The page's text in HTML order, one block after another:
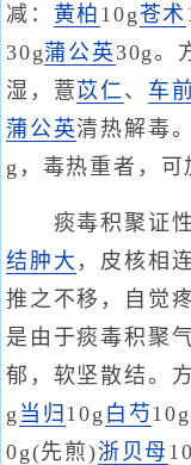
减： 黄柏 10g苍术
30g蒲公英 30g。
湿，薏苡仁、 车前
蒲公英清热解毒
g，毒热重者，可
痰毒积聚证性
结肿大 ，皮核相
推之不移，自觉
是由于痰毒积聚
郁，软坚散结。
g 当归 10g 白芍10g
0g(先煎)浙贝母